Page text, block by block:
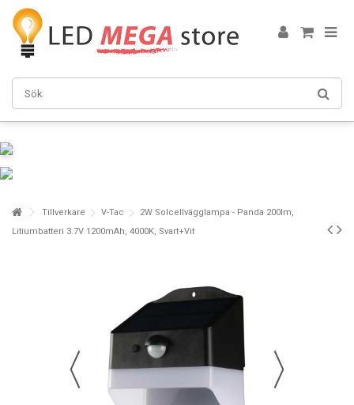
Tillverkare V-Tac
2W Solcellvägglampa - Panda 200lm,
Litiumbatteri 3.7V 1200mAh, 4000K, Svart+Vit